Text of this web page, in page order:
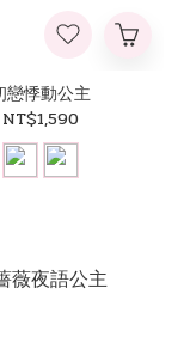
戀悸動公主
NT$1,590